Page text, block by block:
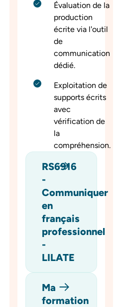
Évaluation de la
production
écrite via l'outil
de
communication
dédié.
Exploitation de
supports écrits
avec
vérification de
la
compréhension.
RS6916
-
Communiquer
en
français
professionnel
-
LILATE
Ma
formation